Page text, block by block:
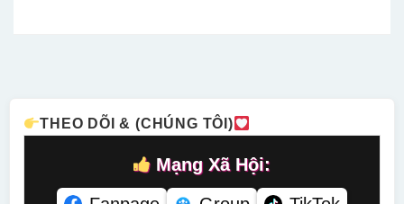
THEO DÕI & (CHÚNG TÔI)
Mạng Xã Hội: